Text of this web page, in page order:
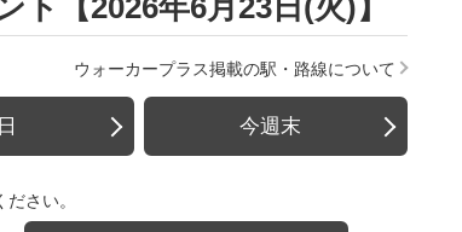
【2026年6月23日(火)】
ウォーカープラス掲載の駅・路線について
今週末
さい。